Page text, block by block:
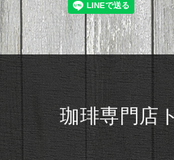
珈琲専門店